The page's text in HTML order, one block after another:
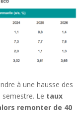
à une hausse des
Le taux
remonter de 40